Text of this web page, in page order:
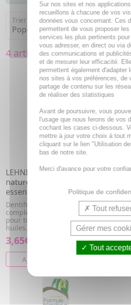
Trier par
4 articles
LEHNING Dentifrice
naturel aux huiles
essentielles de Citron
Dentifrice naturel soin
complet dents et gencives
pour toute la famille aux
huiles...
3,65€
AJOUTER AU PANIER
Le
dents
Sur nos sites et nos
recueillons à chacune de vos
données vous concernant. Ces
permettent de vous proposer
services les plus pertinents
vous adresser, en direct ou via
des communications et
et de mesurer leur efficacité.
permettent également d'adapter
nos sites à vos préférences, de
partage de contenu sur les
de réaliser des statistiques
Avant de poursuivre, vous
l'usage que nous ferons de vos
cochant les cases ci-dessous.
mettre à jour votre choix à tout
cliquant sur le lien "Utilisation
bas de notre site.
Merci d'avance pour votre
Politique de
Tout
Gérer mes
Tout